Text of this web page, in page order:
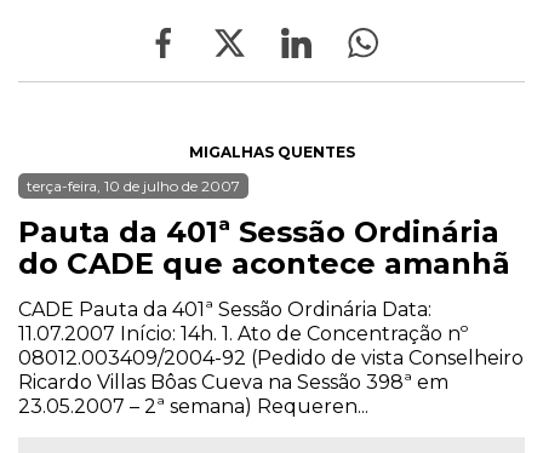
MIGALHAS QUENTES
terça-feira, 10 de julho de 2007
Pauta da 401ª Sessão Ordinária
do CADE que acontece amanhã
CADE Pauta da 401ª Sessão Ordinária Data:
11.07.2007 Início: 14h. 1. Ato de Concentração nº
08012.003409/2004-92 (Pedido de vista Conselheiro
Ricardo Villas Bôas Cueva na Sessão 398ª em
23.05.2007 – 2ª semana) Requeren...